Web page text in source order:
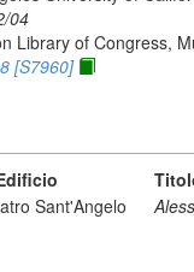
04
Library of Congress,
[S7960]
Sant'Angelo